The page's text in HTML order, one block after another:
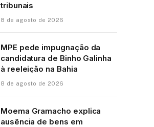
tribunais
8 de agosto de 2026
MPE pede impugnação da
candidatura de Binho Galinha
à reeleição na Bahia
8 de agosto de 2026
Moema Gramacho explica
ausência de bens em